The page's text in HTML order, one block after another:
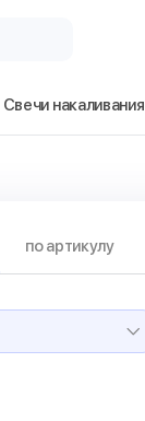
Свечи накаливания
по артикулу